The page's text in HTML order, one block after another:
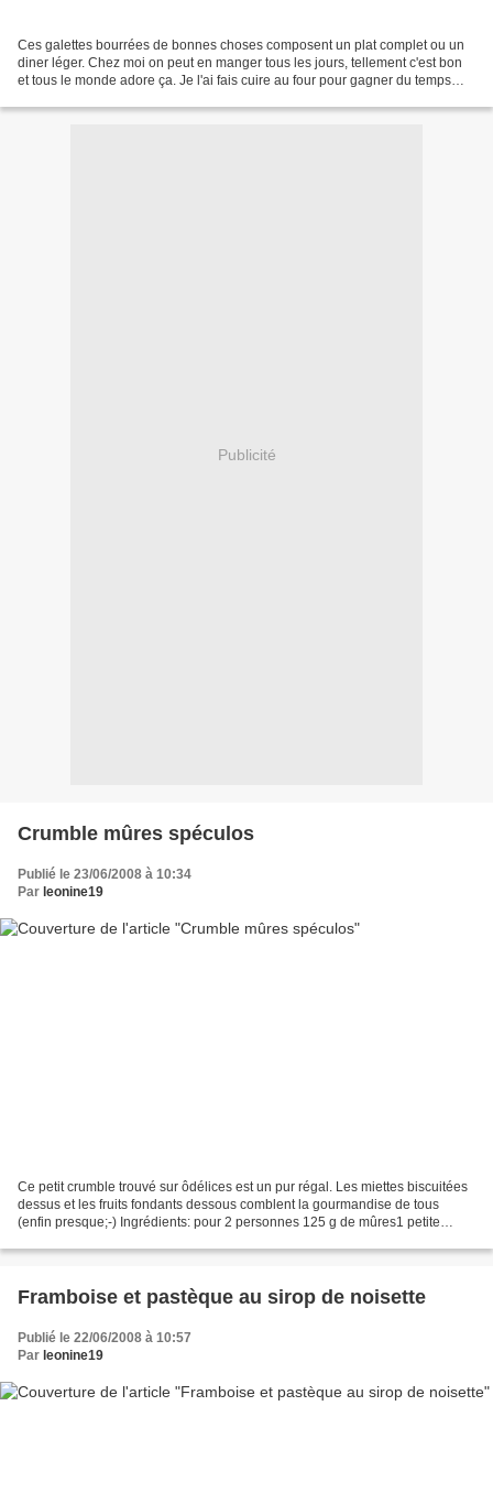
Ces galettes bourrées de bonnes choses composent un plat complet ou un
diner léger. Chez moi on peut en manger tous les jours, tellement c'est bon
et tous le monde adore ça. Je l'ai fais cuire au four pour gagner du temps
Publicité
Crumble mûres spéculos
Publié le 23/06/2008 à 10:34
Par leonine19
Ce petit crumble trouvé sur ôdélices est un pur régal. Les miettes biscuitées
dessus et les fruits fondants dessous comblent la gourmandise de tous
(enfin presque;-) Ingrédients: pour 2 personnes 125 g de mûres1 petite
Framboise et pastèque au sirop de noisette
Publié le 22/06/2008 à 10:57
Par leonine19